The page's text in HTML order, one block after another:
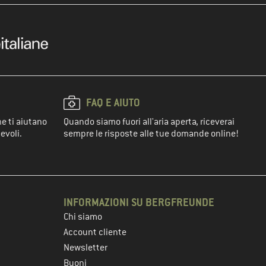
ti aiutano
FAQ E AIUTO
Quando siamo fuori all'aria aperta, riceverai
sempre le risposte alle tue domande online!
INFORMAZIONI SU BERGFREUNDE
Chi siamo
Account cliente
Newsletter
Buoni